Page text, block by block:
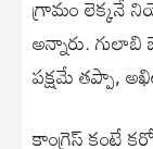
గ్రామం లెక్కనే
అన్నారు. గులాబి
పక్షమే తప్పా,
కాంగ్రెస్ కంటే